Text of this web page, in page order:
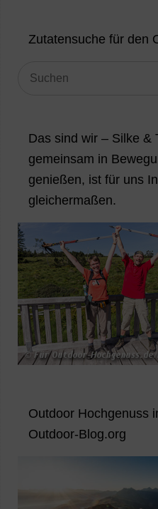
Zutatensuche für den
Das sind wir – Silke &
gemeinsam in
genießen, ist für uns
gleichermaßen.
Outdoor Hochgenuss
Outdoor-Blog.org